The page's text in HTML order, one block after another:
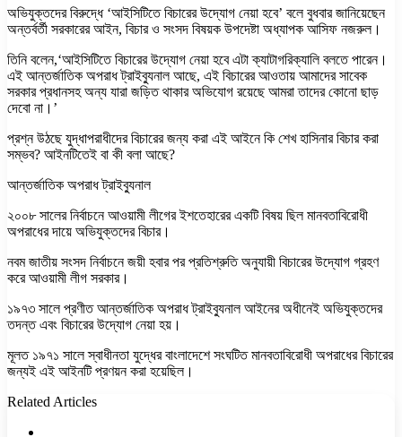
অভিযুক্তদের বিরুদ্ধে ‘আইসিটিতে বিচারের উদ্যোগ নেয়া হবে’ বলে বুধবার জানিয়েছেন
অন্তর্বর্তী সরকারের আইন, বিচার ও সংসদ বিষয়ক উপদেষ্টা অধ্যাপক আসিফ নজরুল।
তিনি বলেন,‘আইসিটিতে বিচারের উদ্যোগ নেয়া হবে এটা ক্যাটাগরিক্যালি বলতে পারেন।
এই আন্তর্জাতিক অপরাধ ট্রাইব্যুনাল আছে, এই বিচারের আওতায় আমাদের সাবেক
সরকার প্রধানসহ অন্য যারা জড়িত থাকার অভিযোগ রয়েছে আমরা তাদের কোনো ছাড়
দেবো না।’
প্রশ্ন উঠছে যুদ্ধাপরাধীদের বিচারের জন্য করা এই আইনে কি শেখ হাসিনার বিচার করা
সম্ভব? আইনটিতেই বা কী বলা আছে?
আন্তর্জাতিক অপরাধ ট্রাইব্যুনাল
২০০৮ সালের নির্বাচনে আওয়ামী লীগের ইশতেহারের একটি বিষয় ছিল মানবতাবিরোধী
অপরাধের দায়ে অভিযুক্তদের বিচার।
নবম জাতীয় সংসদ নির্বাচনে জয়ী হবার পর প্রতিশ্রুতি অনুযায়ী বিচারের উদ্যোগ গ্রহণ
করে আওয়ামী লীগ সরকার।
১৯৭৩ সালে প্রণীত আন্তর্জাতিক অপরাধ ট্রাইব্যুনাল আইনের অধীনেই অভিযুক্তদের
তদন্ত এবং বিচারের উদ্যোগ নেয়া হয়।
মূলত ১৯৭১ সালে স্বাধীনতা যুদ্ধের বাংলাদেশে সংঘটিত মানবতাবিরোধী অপরাধের বিচারের
জন্যই এই আইনটি প্রণয়ন করা হয়েছিল।
Related Articles